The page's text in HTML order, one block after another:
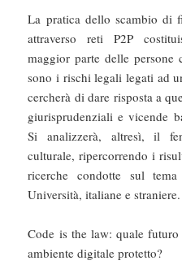
La pratica dello scambio di
attraverso reti P2P
maggior parte delle persone
sono i rischi legali legati ad
cercherà di dare risposta a
giurisprudenziali e vicende
Si analizzerà, altresì, il
culturale, ripercorrendo i
ricerche condotte sul
Università, italiane e straniere.
Code is the law: quale
ambiente digitale protetto?